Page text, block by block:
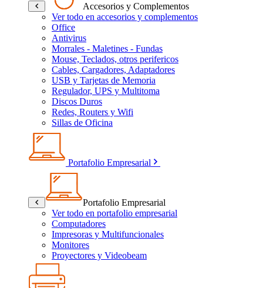
Accesorios y Complementos
Ver todo en accesorios y complementos
Office
Antivirus
Morrales - Maletines - Fundas
Mouse, Teclados, otros perifericos
Cables, Cargadores, Adaptadores
USB y Tarjetas de Memoria
Regulador, UPS y Multitoma
Discos Duros
Redes, Routers y Wifi
Sillas de Oficina
Portafolio Empresarial
Portafolio Empresarial
Ver todo en portafolio empresarial
Computadores
Impresoras y Multifuncionales
Monitores
Proyectores y Videobeam